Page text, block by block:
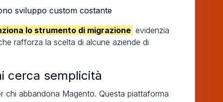
sviluppo custom costante
lo strumento di migrazione evidenzia
rafforza la scelta di alcune aziende di
cerca semplicità
chi abbandona Magento. Questa piattaforma